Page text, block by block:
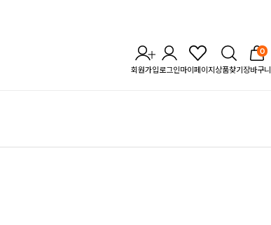
회원가입로그인마이페이지 상품찾기
0
장바구니